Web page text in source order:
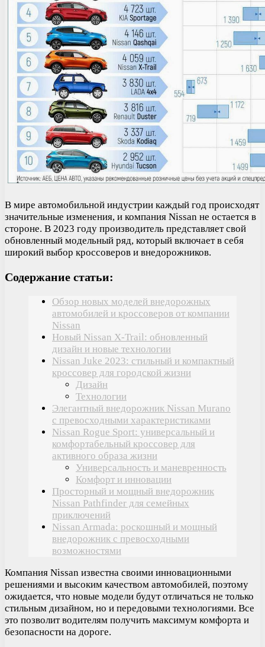
В мире автомобильной индустрии каждый год происходят
значительные изменения, и компания Nissan не остается в
стороне. В 2023 году производитель представляет свой
обновленный модельный ряд, который включает в себя
широкий выбор кроссоверов и внедорожников.
Содержание статьи:
Обзор новых моделей внедорожных
автомобилей и кроссоверов от компании
Nissan
Новый Nissan X-Trail: обновленный
дизайн и новые технологии
Nissan Juke 2023: стильный и компактный
кроссовер для городской жизни
Дизайн
Технологии
Элегантный внедорожник Nissan Murano
с превосходными характеристиками
Nissan Rogue Sport: универсальный и
комфортабельный кроссовер для
активного образа жизни
Универсальность и маневренность
Комфорт и инновации
Просторный и мощный внедорожник
Nissan Pathfinder для семейных
приключений
Nissan Armada: роскошный и мощный
внедорожник с превосходными
возможностями
Компания Nissan известна своими инновационными
решениями и высоким качеством автомобилей, поэтому
ожидается, что новые модели будут отличаться не только
стильным дизайном, но и передовыми технологиями. Все
это позволит водителям получить максимум комфорта и
безопасности на дороге.